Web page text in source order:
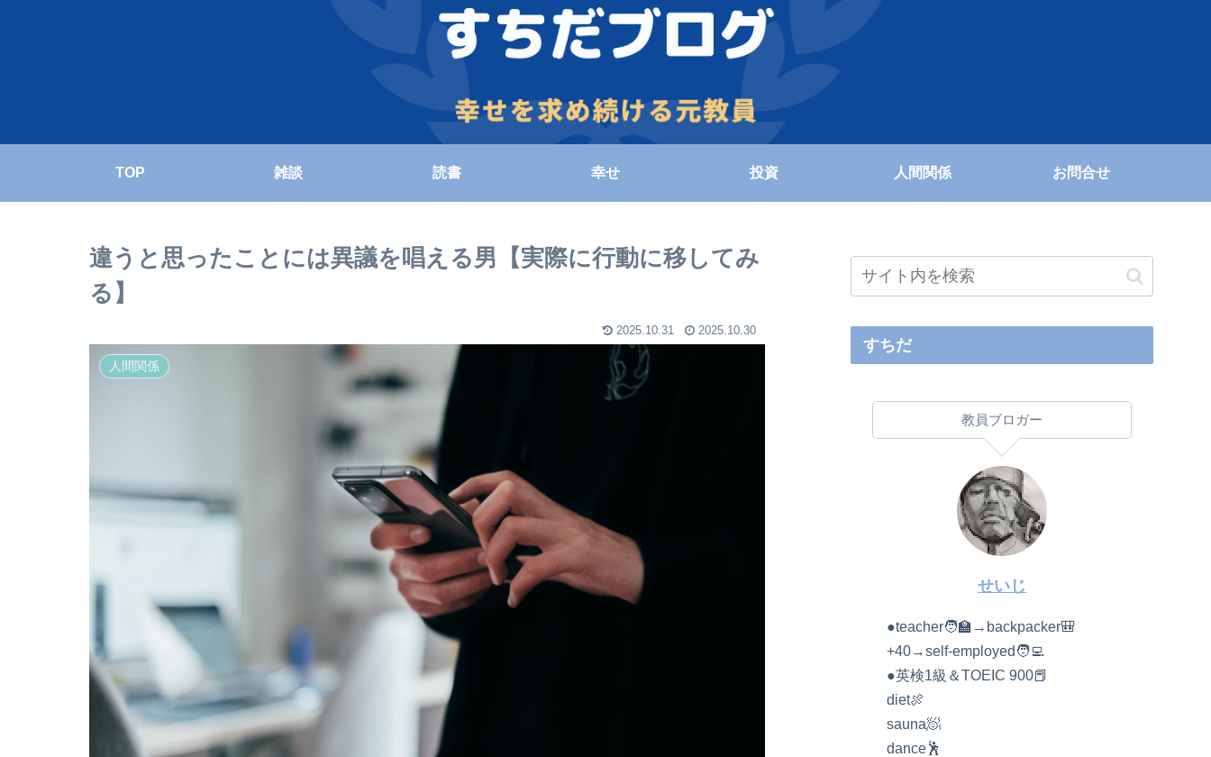
TOP 雑談 読書 幸せ 投資 人間関係 お問合せ
違うと思ったことには異議を唱える男【実際に行動に移してみ
る】
2025.10.31 2025.10.30
人間関係
すちだ
教員ブロガー
せいじ
●teacher🧑‍🏫→backpacker🎒
+40→self-employed🧑‍💻
●英検1級＆TOEIC 900📕
diet🍖
sauna🧖
dance🕺